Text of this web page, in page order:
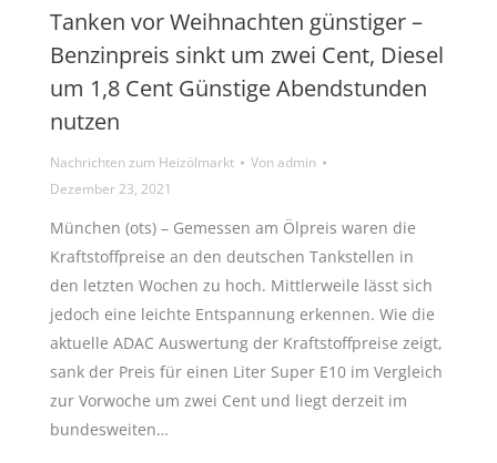
Tanken vor Weihnachten günstiger –
Benzinpreis sinkt um zwei Cent, Diesel
um 1,8 Cent Günstige Abendstunden
nutzen
Nachrichten zum Heizölmarkt Vonadmin
Dezember 23, 2021
München (ots) – Gemessen am Ölpreis waren die
Kraftstoffpreise an den deutschen Tankstellen in
den letzten Wochen zu hoch. Mittlerweile lässt sich
jedoch eine leichte Entspannung erkennen. Wie die
aktuelle ADAC Auswertung der Kraftstoffpreise zeigt,
sank der Preis für einen Liter Super E10 im Vergleich
zur Vorwoche um zwei Cent und liegt derzeit im
bundesweiten…